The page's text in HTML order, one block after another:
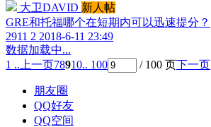
大卫DAVID 新人帖
GRE和托福哪个在短期内可以迅速提分？
2911 2 2018-6-11 23:49
数据加载中...
1 .. 上一页78910.. 100 / 100 页下一页
朋友圈
QQ好友
QQ空间